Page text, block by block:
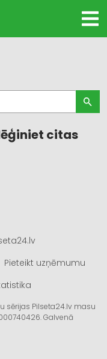
citas
Pieteikt uzņēmumu
sērijas Pilseta24.lv masu
Galvenā